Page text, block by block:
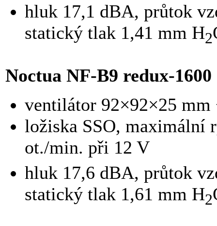
hluk 17,1 dBA, průtok
statický tlak 1,41 mm H2
Noctua NF-B9 redux-1600
ventilátor 92×92×25 mm
ložiska SSO, maximální
ot./min. při 12 V
hluk 17,6 dBA, průtok
statický tlak 1,61 mm H2